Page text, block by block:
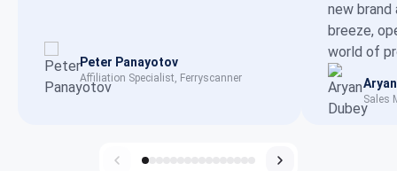
Peter Panayotov
Affiliation Specialist, Ferryscanner
new brand
breeze,
world of
Sales